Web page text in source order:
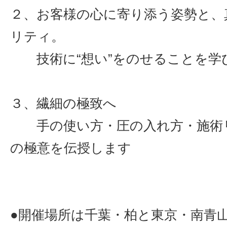
２、お客様の心に寄り添う姿勢と
リティ。
技術に“想い”をのせることを学
３、繊細の極致へ
手の使い方・圧の入れ方・施
の極意を伝授します
●開催場所は千葉・柏と東京・南青